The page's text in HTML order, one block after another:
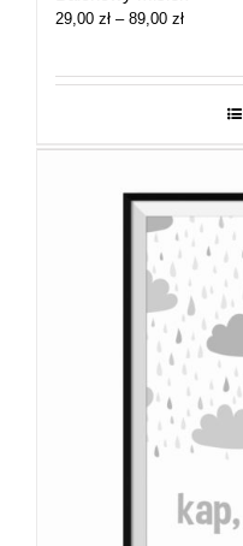
29,00 zł – 89,00 złZakres
29,00 zł